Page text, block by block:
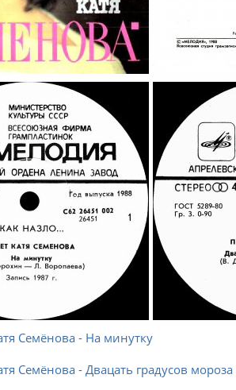
Семёнова - На минутку
Семёнова - Двацать градусов мороза